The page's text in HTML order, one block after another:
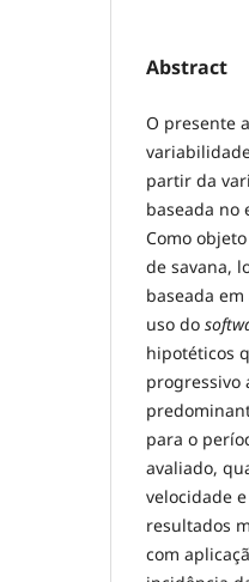
Abstract
O presente
partir da
baseada no
Como
de savana,
baseada
uso do
hipotéticos
progressivo
para o
avaliado,
velocidade
resultados
com